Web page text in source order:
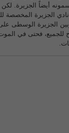
أيضاً الجزيرة.
الجزيرة المخصصة
وبين الجزيرة الوسطى
للجميع، فحتى في الموت